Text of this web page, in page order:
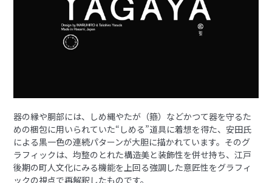
器の縁や胴部には、しめ縄やたが（箍）などかつて器を守るた
めの梱包に用いられていた“しめる”道具に着想を得た、安田氏
による黒一色の連続パターンが大胆に描かれています。そのグ
ラフィックは、均整のとれた構造美と装飾性を併せ持ち、江戸
後期の町人文化にみる機能を上回る強調した意匠性をグラフィ
ックの視点で再解釈したものです。